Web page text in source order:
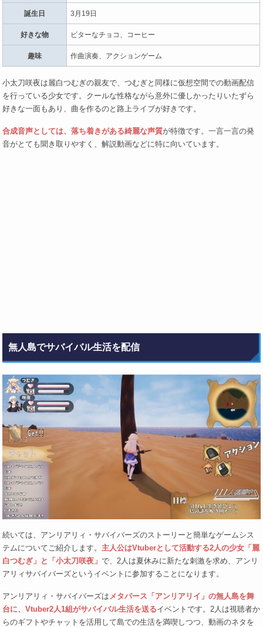
誕生日 3月19日
好きな物 ビターなチョコ、コーヒー
趣味 作曲演奏、アクションゲーム
小太刀咲夜は麗白つむぎの親友で、つむぎと同様に仮想空間での動画配信
を行っている少女です。クールな性格ながら意外に優しかったりいたずら
好きな一面もあり、曲を作るのと路上ライブが好きです。
合成音声としては、落ち着きがある綺麗な声質が特徴です。一言一言の発
音がとても聞き取りやすく、解説動画などに特に向いています。
無人島でサバイバル生活を配信
続いては、アンリアリィ・サバイバーズのストーリーと簡単なゲームシス
テムについてご紹介します。 主人公はVtuberとして活動する2人の少女「麗
白つむぎ」と「小太刀咲夜」で、2人は夏休みに新たな刺激を求め、アンリ
アリィサバイバーズというイベントに参加することになります。
アンリアリィ・サバイバーズは メタバース「アンリアリイ」の無人島を舞
台に、Vtuber2人1組がサバイバル生活を送るイベントです。2人は視聴者か
らのギフトやチャットを活用して島での生活を満喫しつつ、動画のネタを